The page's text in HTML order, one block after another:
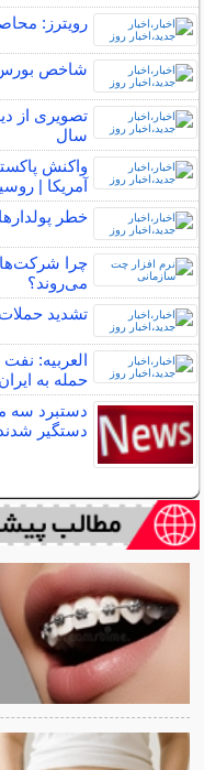
رویترز:
شاخص بورس به کف
سال
واکنش
آمریکا |
خطر
چرا
می‌روند؟
تشدید
العربیه:
حمله به ایران، بیش از ۶
دستبرد سه
دستگیر